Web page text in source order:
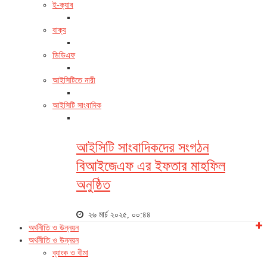
ই-ক্যাব
বাক্য
ডিডিএফ
আইসিটিতে নারী
আইসিটি সাংবাদিক
আইসিটি সাংবাদিকদের সংগঠন
বিআইজেএফ এর ইফতার মাহফিল
অনুষ্ঠিত
২৬ মার্চ ২০২৫, ০০:৪৪
অর্থনীতি ও উন্নয়ন
অর্থনীতি ও উন্নয়ন
ব্যাংক ও বীমা